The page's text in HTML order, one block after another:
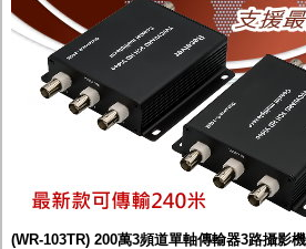
(WR-103TR) 200萬3頻道單軸傳輸器3路攝影